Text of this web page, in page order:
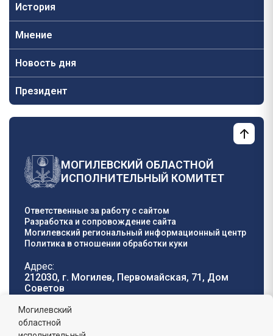
История
Мнение
Новость дня
Президент
МОГИЛЕВСКИЙ ОБЛАСТНОЙ
ИСПОЛНИТЕЛЬНЫЙ КОМИТЕТ
Ответственные за работу с сайтом
Разработка и сопровождение сайта
Могилевский региональный информационный центр
Политика в отношении обработки куки
Адрес:
212030, г. Могилев, Первомайская, 71, Дом
Cоветов
Телефон горячей
линии:
8 (0222) 71-32-55
Могилевский
областной